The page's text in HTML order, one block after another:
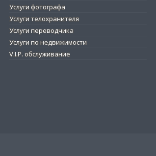
Услуги фотографа
Услуги телохранителя
Услуги переводчика
Услуги по недвижимости
V.I.P. обслуживание